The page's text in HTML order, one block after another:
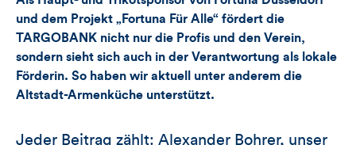
dieses
Artikels
und dem Projekt „Fortuna Für Alle“ fördert die
TARGOBANK nicht nur die Profis und den Verein,
sondern sieht sich auch in der Verantwortung als lokale
Förderin. So haben wir aktuell unter anderem die
Altstadt-Armenküche unterstützt.
Jeder Beitrag zählt: Alexander Bohrer, unser